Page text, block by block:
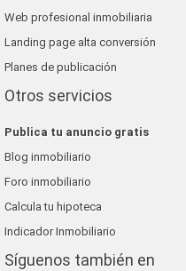
Web profesional inmobiliaria
Landing page alta conversión
Planes de publicación
Otros servicios
Publica tu anuncio gratis
Blog inmobiliario
Foro inmobiliario
Calcula tu hipoteca
Indicador Inmobiliario
Síguenos también en